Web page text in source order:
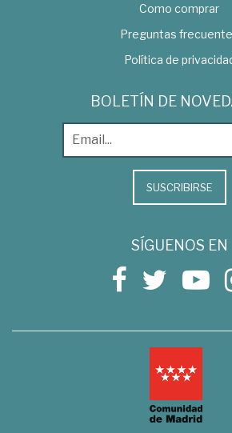
Como comprar
Preguntas
Política de
BOLETÍN DE
SUSCRIBIRSE
SÍGUENOS EN